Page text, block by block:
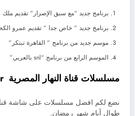
برنامج جديد “مع سبق الإصرار” تقديم
برنامج جديد ” خاص جدا ” تقديم عمرو
موسم جديد من برنامج ” القاهرة تبتكر”
الموسم الرابع من برنامج “snl بالعربي”
مسلسلات قناة النهار المصرية AL Nahar
نضع لكم افضل مسلسلات على شاشة قناة
طوال أيام شهر رمضان.